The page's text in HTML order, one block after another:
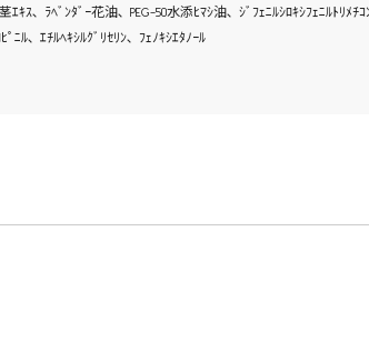
ｽ､ ﾗﾍﾞﾝﾀﾞｰ花油､ PEG-50水添ﾋﾏｼ油､ ｼﾞﾌｪﾆﾙｼﾛｷｼﾌｪﾆﾙﾄﾘﾒﾁ
ﾟﾆﾙ､ ｴﾁﾙﾍｷｼﾙｸﾞﾘｾﾘﾝ､ ﾌｪﾉｷｼｴﾀﾉｰﾙ